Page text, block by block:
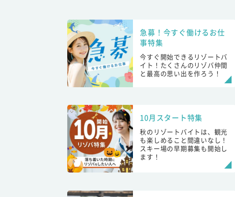
急募！今すぐ働けるお仕
事特集
今すぐ開始できるリゾートバ
イト！たくさんのリゾバ仲間
と最高の思い出を作ろう！
10月スタート特集
秋のリゾートバイトは、観光
も楽しめること間違いなし！
スキー場の早期募集も開始し
ます！